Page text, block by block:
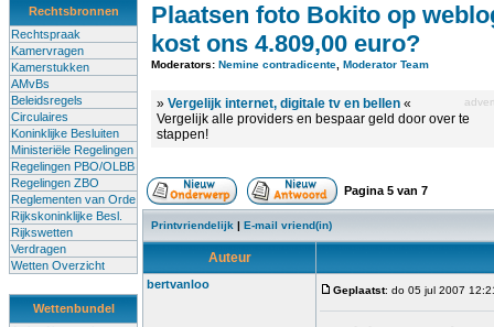
Rechtsbronnen
Rechtspraak
Kamervragen
Kamerstukken
AMvBs
Beleidsregels
Circulaires
Koninklijke Besluiten
Ministeriële Regelingen
Regelingen PBO/OLBB
Regelingen ZBO
Reglementen van Orde
Rijkskoninklijke Besl.
Rijkswetten
Verdragen
Wetten Overzicht
Wettenbundel
Plaatsen foto Bokito op
kost ons 4.809,00 euro?
Moderators: Nemine contradicente Moderator Team
» Vergelijk internet, digitale tv en bellen «
Vergelijk alle providers en bespaar geld door over te
stappen!
Pagina 5 van 7
Printvriendelijk | E-mail vriend(in)
Auteur
bertvanloo Geplaatst: do 05 jul 2007